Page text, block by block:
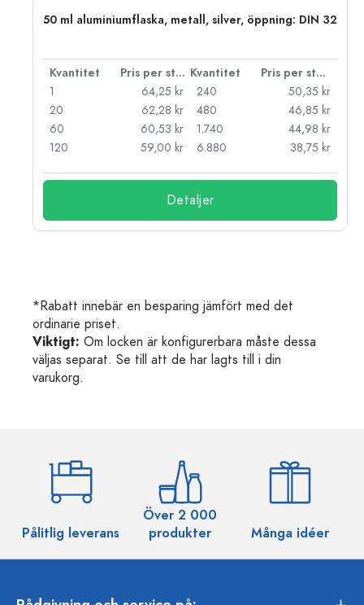
50 ml aluminiumflaska, metall, silver, öppning: DIN 32
Kvantitet Pris per styck Kvantitet
Pris per styck
1
64,25 kr
20
62,28 kr
60
60,53 kr
120
59,00 kr
240
50,35 kr
480
46,85 kr
1.740
44,98 kr
6.880
38,75 kr
Detaljer
*Rabatt innebär en besparing jämfört med det
ordinarie priset.
Viktigt: Om locken är konfigurerbara måste dessa
väljas separat. Se till att de har lagts till i din
varukorg.
Pålitlig leverans
Över 2 000
produkter
Många idéer